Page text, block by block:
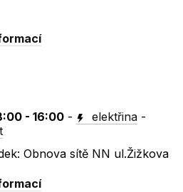
- 16:00 - elektřina -
Obnova sítě NN ul.Žižkova